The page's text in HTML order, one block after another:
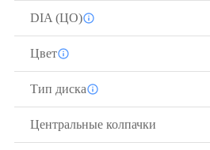
DIA (ЦО)
Цвет
Тип диска
Центральные колпачки